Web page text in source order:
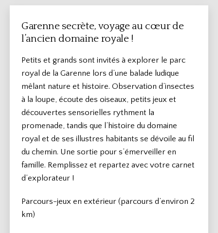
Garenne secrète, voyage au cœur de
l’ancien domaine royale !
Petits et grands sont invités à explorer le parc
royal de la Garenne lors d’une balade ludique
mêlant nature et histoire. Observation d’insectes
à la loupe, écoute des oiseaux, petits jeux et
découvertes sensorielles rythment la
promenade, tandis que l’histoire du domaine
royal et de ses illustres habitants se dévoile au fil
du chemin. Une sortie pour s’émerveiller en
famille. Remplissez et repartez avec votre carnet
d’explorateur !
Parcours-jeux en extérieur (parcours d’environ 2
km)